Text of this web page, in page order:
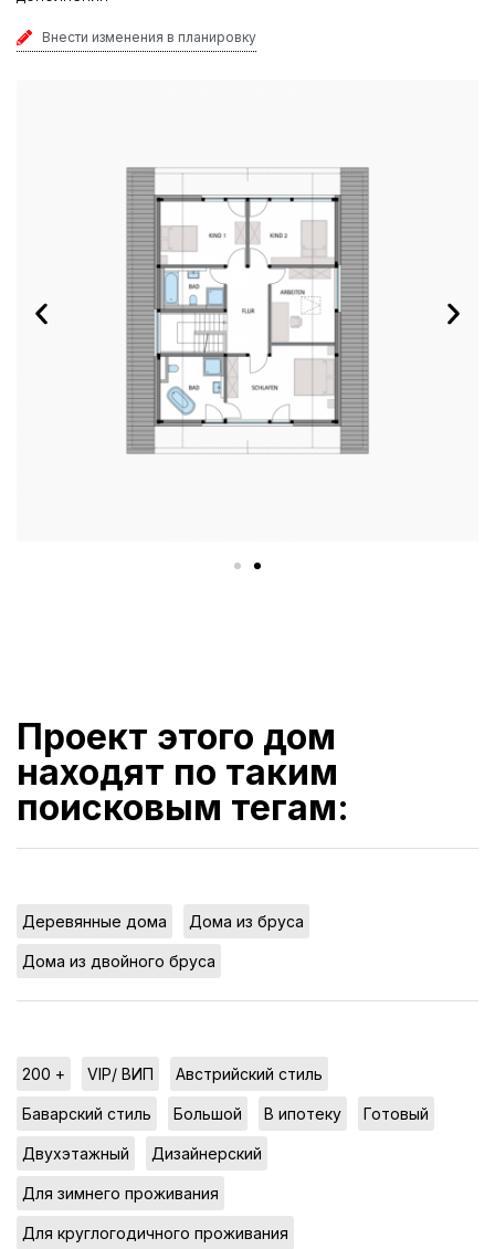
Внести изменения в планировку
Проект этого дом
находят по таким
поисковым тегам:
Деревянные дома Дома из бруса
Дома из двойного бруса
200 + VIP/ ВИП Австрийский стиль
Баварский стиль Большой В ипотеку Готовый
Двухэтажный Дизайнерский
Для зимнего проживания
Для круглогодичного проживания